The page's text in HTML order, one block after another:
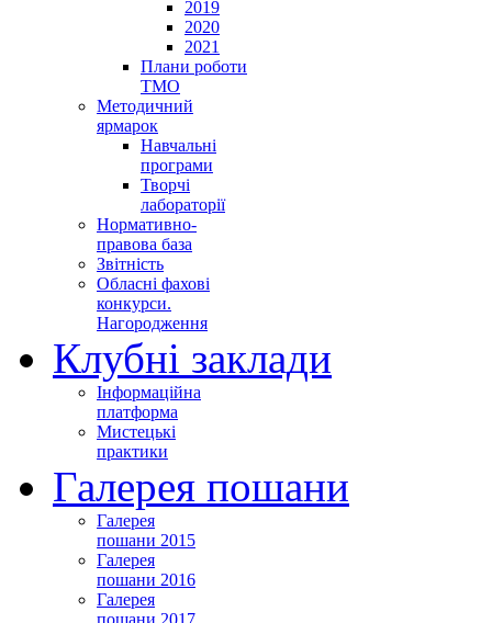
2019
2020
2021
Плани роботи
ТМО
Методичний
ярмарок
Навчальні
програми
Творчі
лабораторії
Нормативно-
правова база
Звітність
Обласні фахові
конкурси.
Нагородження
Клубні заклади
Інформаційна
платформа
Мистецькі
практики
Галерея пошани
Галерея
пошани 2015
Галерея
пошани 2016
Галерея
пошани 2017